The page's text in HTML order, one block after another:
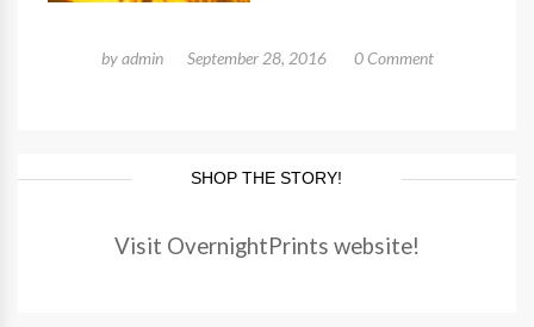
byadmin September 28, 2016 0 Comment
SHOP THE STORY!
Visit OvernightPrints website!